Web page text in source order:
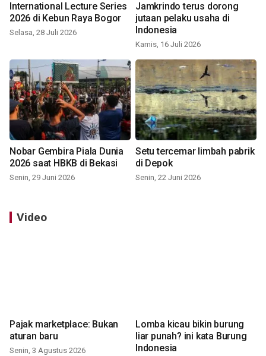
International Lecture Series
2026 di Kebun Raya Bogor
Selasa, 28 Juli 2026
Jamkrindo terus dorong
jutaan pelaku usaha di
Indonesia
Kamis, 16 Juli 2026
Nobar Gembira Piala Dunia
2026 saat HBKB di Bekasi
Senin, 29 Juni 2026
Setu tercemar limbah pabrik
di Depok
Senin, 22 Juni 2026
Video
Pajak marketplace: Bukan
aturan baru
Senin, 3 Agustus 2026
Lomba kicau bikin burung
liar punah? ini kata Burung
Indonesia